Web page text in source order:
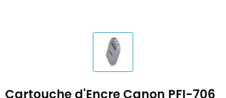
Cartouche d'Encre Canon PFI-706